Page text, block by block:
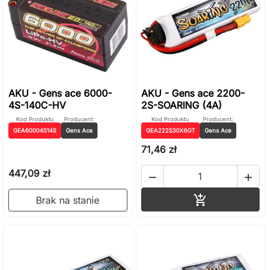
AKU - Gens ace 6000-
4S-140C-HV
Kod Produktu
GEA60004S14S
Producent:
Gens Ace
447,09 zł
Brak na stanie
AKU - Gens ace 2200-
2S-SOARING (4A)
Kod Produktu
GEA222S30X6GT
Producent:
Gens Ace
71,46 zł
 
